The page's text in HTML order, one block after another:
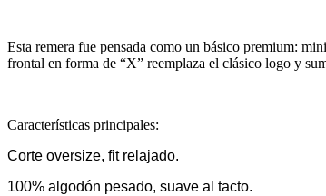
Esta remera fue pensada como un básico premium:
frontal en forma de “X” reemplaza el clásico logo y
Características principales:
Corte oversize, fit relajado.
100% algodón pesado, suave al tacto.